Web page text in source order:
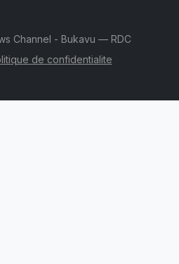
Channel - Bukavu — RDC
de confidentialite